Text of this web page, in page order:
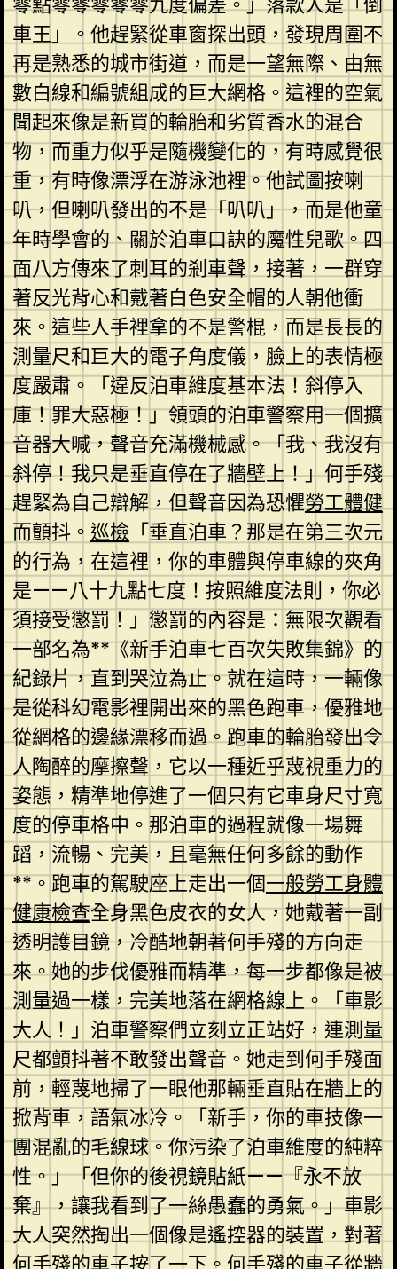
車王」。他趕緊從車窗探出頭，發現周圍不
再是熟悉的城市街道，而是一望無際、由無
數白線和編號組成的巨大網格。這裡的空氣
聞起來像是新買的輪胎和劣質香水的混合
物，而重力似乎是隨機變化的，有時感覺很
重，有時像漂浮在游泳池裡。他試圖按喇
叭，但喇叭發出的不是「叭叭」，而是他童
年時學會的、關於泊車口訣的魔性兒歌。四
面八方傳來了刺耳的剎車聲，接著，一群穿
著反光背心和戴著白色安全帽的人朝他衝
來。這些人手裡拿的不是警棍，而是長長的
測量尺和巨大的電子角度儀，臉上的表情極
度嚴肅。「違反泊車維度基本法！斜停入
庫！罪大惡極！」領頭的泊車警察用一個擴
音器大喊，聲音充滿機械感。「我、我沒有
斜停！我只是垂直停在了牆壁上！」何手殘
趕緊為自己辯解，但聲音因為恐懼勞工體健
而顫抖。 巡檢 「垂直泊車？那是在第三次元
的行為，在這裡，你的車體與停車線的夾角
是——八十九點七度！按照維度法則，你必
須接受懲罰！」懲罰的內容是：無限次觀看
一部名為**《新手泊車七百次失敗集錦》的
紀錄片，直到哭泣為止。就在這時，一輛像
是從科幻電影裡開出來的黑色跑車，優雅地
從網格的邊緣漂移而過。跑車的輪胎發出令
人陶醉的摩擦聲，它以一種近乎蔑視重力的
姿態，精準地停進了一個只有它車身尺寸寬
度的停車格中。那泊車的過程就像一場舞
蹈，流暢、完美，且毫無任何多餘的動作
**。跑車的駕駛座上走出一個一般勞工身體
健康檢查全身黑色皮衣的女人，她戴著一副
透明護目鏡，冷酷地朝著何手殘的方向走
來。她的步伐優雅而精準，每一步都像是被
測量過一樣，完美地落在網格線上。「車影
大人！」泊車警察們立刻立正站好，連測量
尺都顫抖著不敢發出聲音。她走到何手殘面
前，輕蔑地掃了一眼他那輛垂直貼在牆上的
掀背車，語氣冰冷。「新手，你的車技像一
團混亂的毛線球。你污染了泊車維度的純粹
性。」「但你的後視鏡貼紙——『永不放
棄』，讓我看到了一絲愚蠢的勇氣。」車影
大人突然掏出一個像是遙控器的裝置，對著